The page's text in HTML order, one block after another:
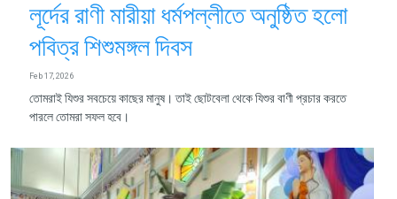
লূর্দের রাণী মারীয়া ধর্মপল্লীতে অনুষ্ঠিত হলো
পবিত্র শিশুমঙ্গল দিবস
Feb 17, 2026
তোমরাই যিশুর সবচেয়ে কাছের মানুষ। তাই ছোটবেলা থেকে যিশুর বাণী প্রচার করতে
পারলে তোমরা সফল হবে।